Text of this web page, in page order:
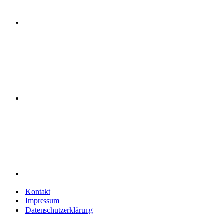
Kontakt
Impressum
Datenschutzerklärung